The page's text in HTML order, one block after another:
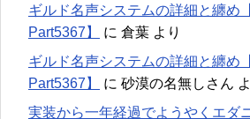
ギルド名声システムの詳細と纏め
Part5367】
に 倉葉 より
ギルド名声システムの詳細と纏め
Part5367】
に 砂漠の名無しさん
実装から一年経過でようやくエダ